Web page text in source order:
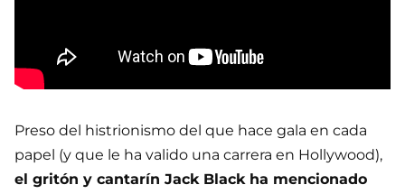
Preso del histrionismo del que hace gala en cada
papel (y que le ha valido una carrera en Hollywood),
el gritón y cantarín Jack Black ha mencionado